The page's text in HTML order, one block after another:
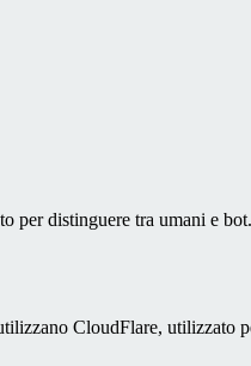
per distinguere tra umani e
CloudFlare, utilizzato